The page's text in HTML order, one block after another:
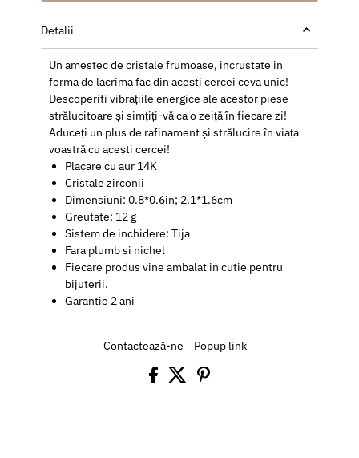
Detalii
Un amestec de cristale frumoase, incrustate in
forma de lacrima fac din acești cercei ceva unic!
Descoperiti vibrațiile energice ale acestor piese
strălucitoare și simțiți-vă ca o zeiță în fiecare zi!
Aduceți un plus de rafinament și strălucire în viața
voastră cu acești cercei!
Placare cu aur 14K
Cristale zirconii
Dimensiuni: 0.8*0.6in; 2.1*1.6cm
Greutate: 12 g
Sistem de inchidere: Tija
Fara plumb si nichel
Fiecare produs vine ambalat in cutie pentru
bijuterii.
Garantie 2 ani
Contactează-ne Popup link